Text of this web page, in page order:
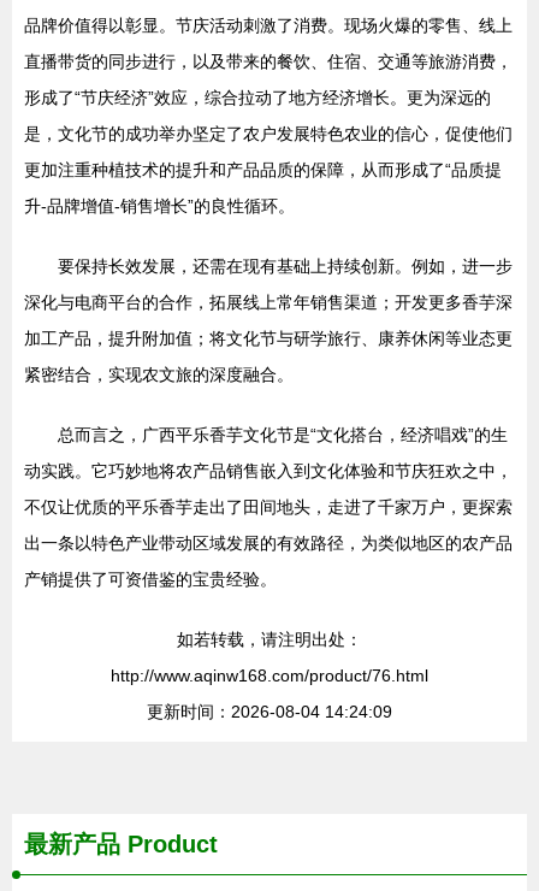
品牌价值得以彰显。节庆活动刺激了消费。现场火爆的零售、线上
直播带货的同步进行，以及带来的餐饮、住宿、交通等旅游消费，
形成了“节庆经济”效应，综合拉动了地方经济增长。更为深远的
是，文化节的成功举办坚定了农户发展特色农业的信心，促使他们
更加注重种植技术的提升和产品品质的保障，从而形成了“品质提
升-品牌增值-销售增长”的良性循环。
要保持长效发展，还需在现有基础上持续创新。例如，进一步
深化与电商平台的合作，拓展线上常年销售渠道；开发更多香芋深
加工产品，提升附加值；将文化节与研学旅行、康养休闲等业态更
紧密结合，实现农文旅的深度融合。
总而言之，广西平乐香芋文化节是“文化搭台，经济唱戏”的生
动实践。它巧妙地将农产品销售嵌入到文化体验和节庆狂欢之中，
不仅让优质的平乐香芋走出了田间地头，走进了千家万户，更探索
出一条以特色产业带动区域发展的有效路径，为类似地区的农产品
产销提供了可资借鉴的宝贵经验。
如若转载，请注明出处：
http://www.aqinw168.com/product/76.html
更新时间：2026-08-04 14:24:09
最新产品 Product